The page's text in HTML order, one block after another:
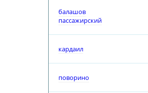
балашов
пассажирский
кардаил
поворино